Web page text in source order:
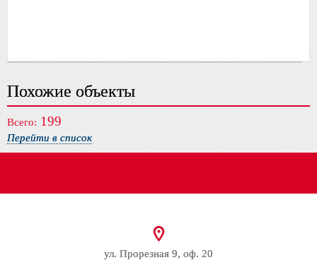
Похожие объекты
Всего: 199
Перейти в список
ул. Прорезная 9, оф. 20